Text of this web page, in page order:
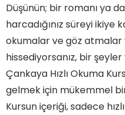
Düşünün; bir romanı ya
harcadığınız süreyi ikiye
okumalar ve göz atmalar
hissediyorsanız, bir
Çankaya Hızlı Okuma
gelmek için mükemmel
Kursun içeriği, sadece